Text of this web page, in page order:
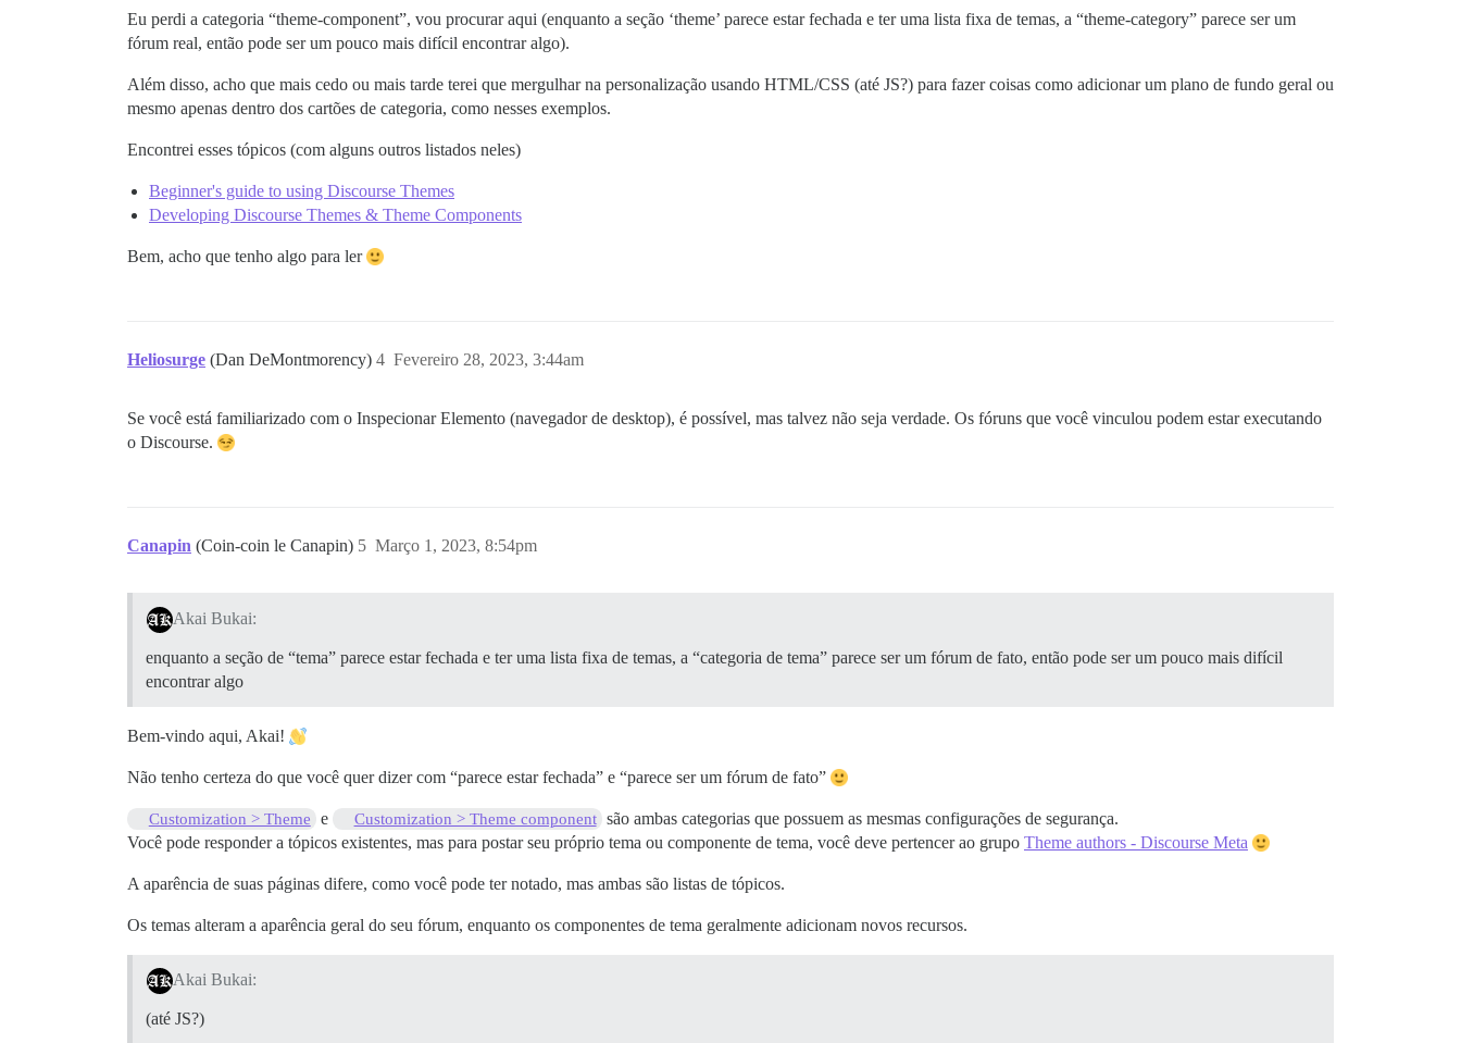
Eu perdi a categoria “theme-component”, vou procurar aqui (enquanto a seção ‘theme’ parece estar fechada e ter uma lista fixa de temas, a “theme-category” parece ser um
fórum real, então pode ser um pouco mais difícil encontrar algo).
Além disso, acho que mais cedo ou mais tarde terei que mergulhar na personalização usando HTML/CSS (até JS?) para fazer coisas como adicionar um plano de fundo geral ou
mesmo apenas dentro dos cartões de categoria, como nesses exemplos.
Encontrei esses tópicos (com alguns outros listados neles)
Beginner's guide to using Discourse Themes
Developing Discourse Themes & Theme Components
Bem, acho que tenho algo para ler
Heliosurge (Dan DeMontmorency) Fevereiro 28, 2023, 3:44am
4
Se você está familiarizado com o Inspecionar Elemento (navegador de desktop), é possível, mas talvez não seja verdade. Os fóruns que você vinculou podem estar executando
o Discourse.
Canapin (Coin-coin le Canapin) Março 1, 2023, 8:54pm
5
Akai Bukai:
enquanto a seção de “tema” parece estar fechada e ter uma lista fixa de temas, a “categoria de tema” parece ser um fórum de fato, então pode ser um pouco mais difícil
encontrar algo
Bem-vindo aqui, Akai!
Não tenho certeza do que você quer dizer com “parece estar fechada” e “parece ser um fórum de fato”
Customization > Theme e Customization > Theme component são ambas categorias que possuem as mesmas configurações de segurança.
Você pode responder a tópicos existentes, mas para postar seu próprio tema ou componente de tema, você deve pertencer ao grupo Theme authors - Discourse Meta
A aparência de suas páginas difere, como você pode ter notado, mas ambas são listas de tópicos.
Os temas alteram a aparência geral do seu fórum, enquanto os componentes de tema geralmente adicionam novos recursos.
Akai Bukai:
(até JS?)